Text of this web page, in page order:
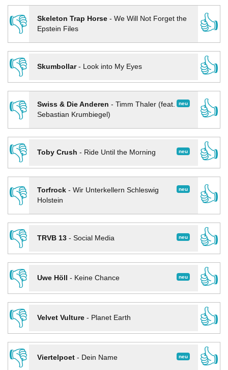
👎
Skeleton Trap Horse- We Will Not Forget the
Epstein Files
👍
👎
Skumbollar- Look into My Eyes
👍
👎
neu
Swiss & Die Anderen - Timm Thaler (feat.
Sebastian Krumbiegel)
👍
👎
neu
Toby Crush - Ride Until the Morning
👍
👎
neu
Torfrock- Wir Unterkellern Schleswig
Holstein
👍
👎
neu
TRVB 13- Social Media
👍
👎
neu
Uwe Höll - Keine Chance
👍
👎
Velvet Vulture- Planet Earth
👍
👎
neu
Viertelpoet- Dein Name
👍